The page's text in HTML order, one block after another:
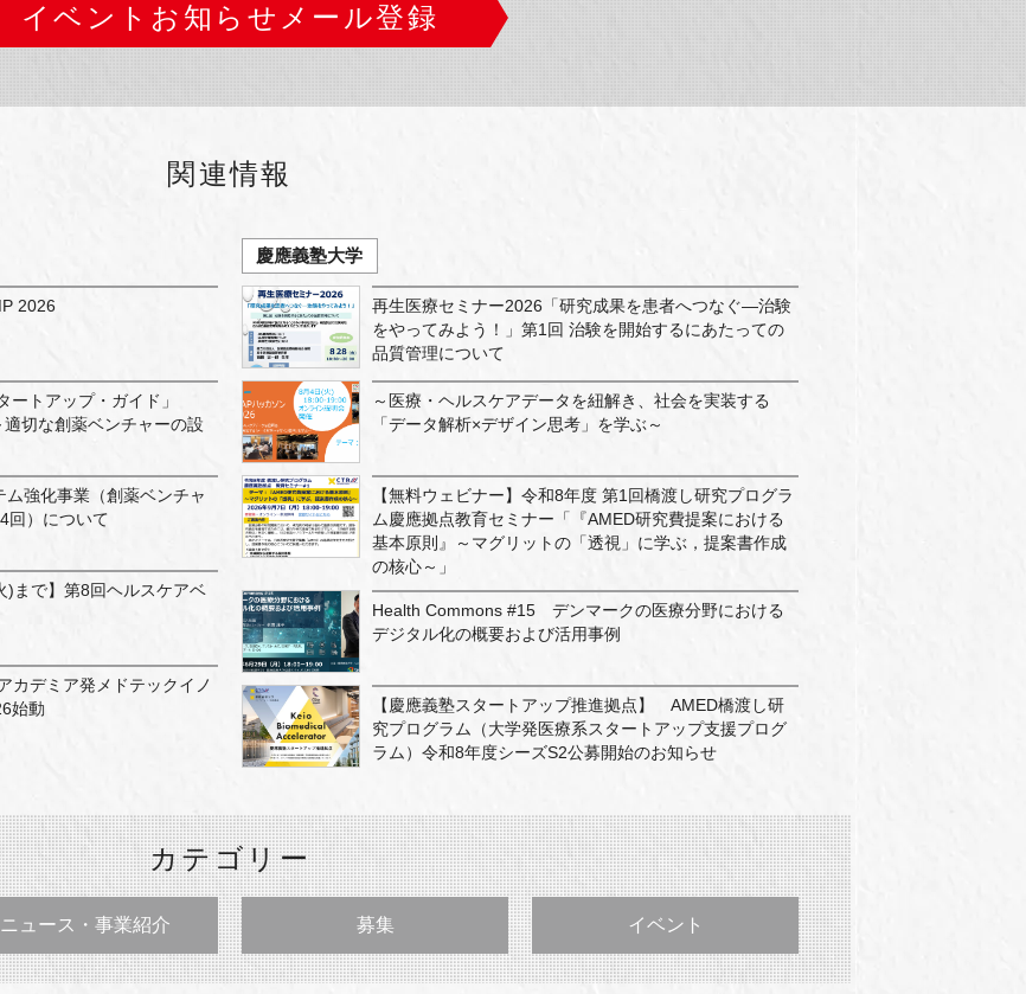
イベントお知らせメール登録
関連情報
2026
ートアップ・ガイド」
切な創薬ベンチャーの設
ム強化事業（創薬ベンチャ
回）について
)まで】第8回ヘルスケアベ
カデミア発メドテックイノ
始動
慶應義塾大学
再生医療セミナー2026「研究成果を患者へつなぐ―治験
をやってみよう！」第1回 治験を開始するにあたっての
品質管理について
～医療・ヘルスケアデータを紐解き、社会を実装する
「データ解析×デザイン思考」を学ぶ～
【無料ウェビナー】令和8年度 第1回橋渡し研究プログラ
ム慶應拠点教育セミナー「『AMED研究費提案における
基本原則』～マグリットの「透視」に学ぶ，提案書作成
の核心～」
Health Commons #15 デンマークの医療分野における
デジタル化の概要および活用事例
【慶應義塾スタートアップ推進拠点】 AMED橋渡し研
究プログラム（大学発医療系スタートアップ支援プログ
ラム）令和8年度シーズS2公募開始のお知らせ
カテゴリー
ニュース・事業紹介 募集 イベント